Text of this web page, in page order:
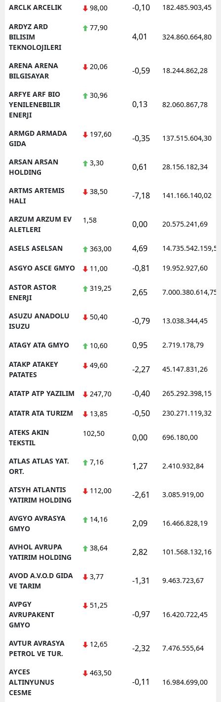
ARCLK ARCELIK 98,00 -0,10 182.485.903,45
ARDYZ ARD
BILISIM
TEKNOLOJILERI
77,90
4,01 324.860.664,80
ARENA ARENA
BILGISAYAR
20,06 -0,59 18.244.862,28
ARFYE ARF BIO
YENILENEBILIR
ENERJI
30,96
0,13 82.060.867,78
ARMGD ARMADA
GIDA
197,60 -0,35 137.515.604,30
ARSAN ARSAN
HOLDING
3,30 0,61 28.156.182,34
ARTMS ARTEMIS
HALI
38,50 -7,18 141.166.140,02
ARZUM ARZUM EV
ALETLERI
1,58 0,00 20.575.241,69
ASELS ASELSAN 363,00 4,69 14.735.542.159,50
ASGYO ASCE GMYO 11,00 -0,81 19.952.927,60
ASTOR ASTOR
ENERJI
319,25 2,65 7.000.380.614,75
ASUZU ANADOLU
ISUZU
50,40 -0,79 13.038.344,45
ATAGY ATA GMYO 10,60 0,95 2.719.178,79
ATAKP ATAKEY
PATATES
49,60 -2,27 45.147.831,26
ATATP ATP YAZILIM 247,70 -0,40 265.292.398,15
ATATR ATA TURIZM 13,85 -0,50 230.271.119,32
ATEKS AKIN
TEKSTIL
102,50 0,00 696.180,00
ATLAS ATLAS YAT.
ORT.
7,16 1,27 2.410.932,84
ATSYH ATLANTIS
YATIRIM HOLDING
112,00 -2,61 3.085.919,00
AVGYO AVRASYA
GMYO
14,16 2,09 16.466.828,19
AVHOL AVRUPA
YATIRIM HOLDING
38,64 2,82 101.568.132,16
AVOD A.V.O.D GIDA
VE TARIM
3,77 -1,31 9.463.723,67
AVPGY
AVRUPAKENT
GMYO
51,25
-0,97 16.420.722,45
AVTUR AVRASYA
PETROL VE TUR.
12,65 -2,32 7.476.555,64
AYCES
ALTINYUNUS
CESME
463,50
-0,11 16.984.699,00